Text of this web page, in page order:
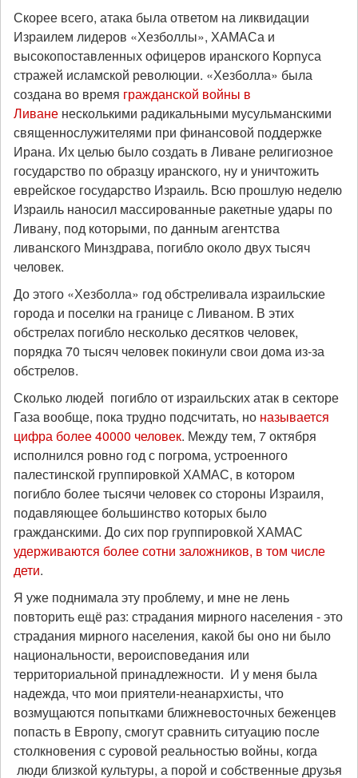
Скорее всего, атака была ответом на ликвидации
Израилем лидеров «Хезболлы», ХАМАСа и
высокопоставленных офицеров иранского Корпуса
стражей исламской революции. «Хезболла»​​​​​​​ была
создана во время гражданской войны в
Ливане несколькими радикальными мусульманскими
священнослужителями при финансовой поддержке
Ирана. Их целью было создать в Ливане религиозное
государство по образцу иранского, ну и уничтожить
еврейское государство Израиль. Всю прошлую неделю
Израиль наносил массированные ракетные удары по
Ливану, под которыми, по данным агентства
ливанского Минздрава, погибло около двух тысяч
человек.
До этого «Хезболла» год обстреливала израильские
города и поселки на границе с Ливаном. В этих
обстрелах погибло несколько десятков человек,
порядка 70 тысяч человек покинули свои дома из-за
обстрелов.
Сколько людей погибло от израильских атак в секторе
Газа вообще, пока трудно подсчитать, но называется
цифра более 40000 человек. Между тем, 7 октября
исполнился ровно год с погрома, устроенного
палестинской группировкой ХАМАС, в котором
погибло более тысячи человек со стороны Израиля,
подавляющее большинство которых было
гражданскими. До сих пор группировкой ХАМАС
удерживаются более сотни заложников, в том числе
дети.
Я уже поднимала эту проблему, и мне не лень
повторить ещё раз: страдания мирного населения - это
страдания мирного населения, какой бы оно ни было
национальности, вероисповедания или
территориальной принадлежности. И у меня была
надежда, что мои приятели-неанархисты, что
возмущаются попытками ближневосточных беженцев
попасть в Европу, смогут сравнить ситуацию после
столкновения с суровой реальностью войны, когда
люди близкой культуры, а порой и собственные друзья